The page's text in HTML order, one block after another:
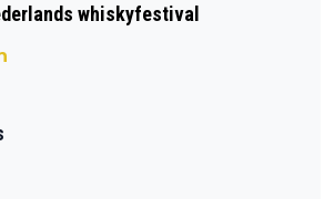
whiskyfestival